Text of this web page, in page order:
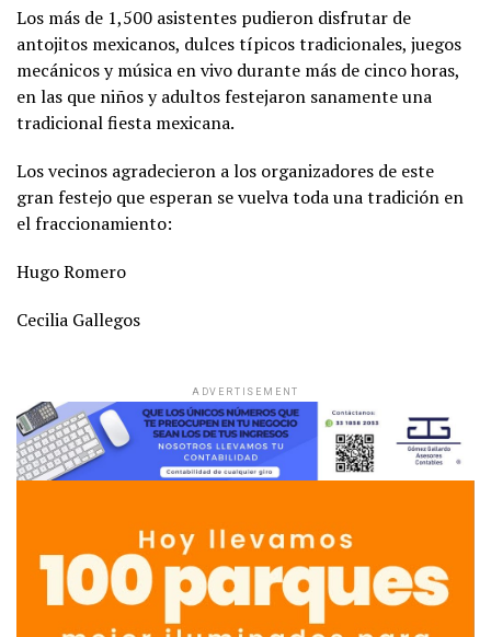
Los más de 1,500 asistentes pudieron disfrutar de
antojitos mexicanos, dulces típicos tradicionales, juegos
mecánicos y música en vivo durante más de cinco horas,
en las que niños y adultos festejaron sanamente una
tradicional fiesta mexicana.
Los vecinos agradecieron a los organizadores de este
gran festejo que esperan se vuelva toda una tradición en
el fraccionamiento:
Hugo Romero
Cecilia Gallegos
ADVERTISEMENT